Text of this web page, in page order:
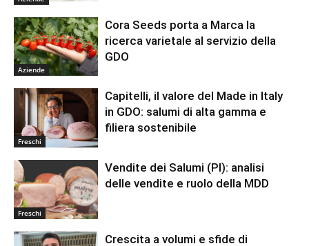
Aziende
Cora Seeds porta a Marca la
ricerca varietale al servizio della
GDO
Freschi
Capitelli, il valore del Made in Italy
in GDO: salumi di alta gamma e
filiera sostenibile
Freschi
Vendite dei Salumi (PI): analisi
delle vendite e ruolo della MDD
Crescita a volumi e sfide di